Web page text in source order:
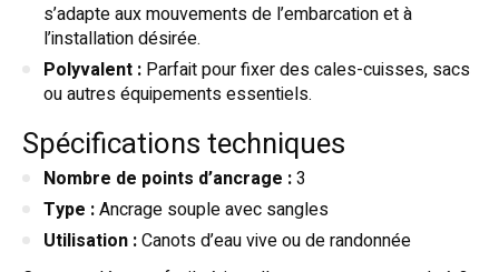
s’adapte aux mouvements de l’embarcation et à
l’installation désirée.
Polyvalent : Parfait pour fixer des cales-cuisses, sacs
ou autres équipements essentiels.
Spécifications techniques
Nombre de points d’ancrage :3
Type :Ancrage souple avec sangles
Utilisation :Canots d’eau vive ou de randonnée